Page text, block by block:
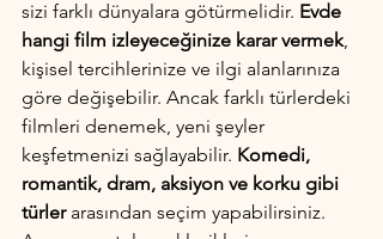
sizi farklı dünyalara götürmelidir. Evde
hangi film izleyeceğinize karar vermek,
kişisel tercihlerinize ve ilgi alanlarınıza
göre değişebilir. Ancak farklı türlerdeki
filmleri denemek, yeni şeyler
keşfetmenizi sağlayabilir. Komedi,
romantik, dram, aksiyon ve korku gibi
türler arasından seçim yapabilirsiniz.